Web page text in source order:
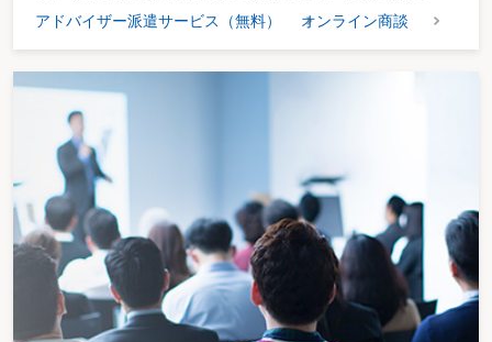
アドバイザー派遣サービス（無料）
オンライン商談